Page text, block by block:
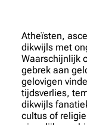
Atheïsten,
dikwijls met
Waarschijnlijk
gebrek aan
gelovigen
tijdsverlies,
dikwijls
cultus of